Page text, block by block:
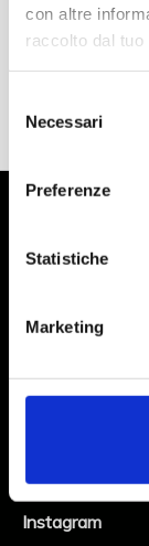
con altre
raccolto dal tuo
delNecessari
Preferenze
Statistiche
Marketing
Instagram